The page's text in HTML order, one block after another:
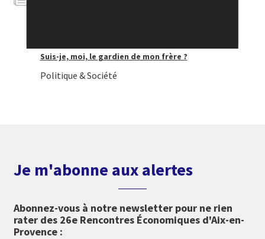
Suis-je, moi, le gardien de mon frère ?
Politique & Société
Je m'abonne aux alertes
Abonnez-vous à notre newsletter pour ne rien
rater des 26e Rencontres Économiques d'Aix-en-
Provence :